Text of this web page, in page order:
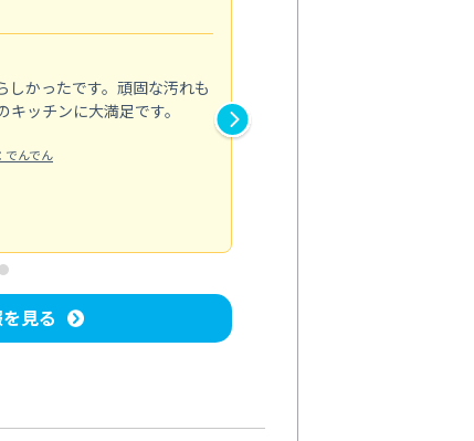
しかったです。頑固な汚れも
ッチンに大満足です。
でんでん
見る